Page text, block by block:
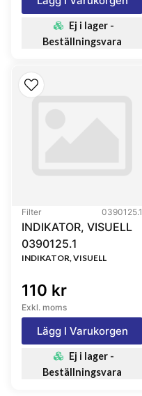
Ej i lager -
Beställningsvara
Filter 0390125.1
INDIKATOR, VISUELL
0390125.1
INDIKATOR, VISUELL
110 kr
Exkl. moms
Lägg I Varukorgen
Ej i lager -
Beställningsvara